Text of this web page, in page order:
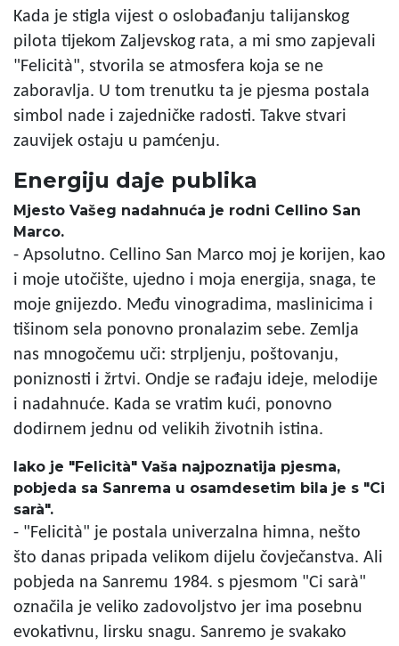
Kada je stigla vijest o oslobađanju talijanskog
pilota tijekom Zaljevskog rata, a mi smo zapjevali
"Felicità", stvorila se atmosfera koja se ne
zaboravlja. U tom trenutku ta je pjesma postala
simbol nade i zajedničke radosti. Takve stvari
zauvijek ostaju u pamćenju.
Energiju daje publika
Mjesto Vašeg nadahnuća je rodni Cellino San
Marco.
- Apsolutno. Cellino San Marco moj je korijen, kao
i moje utočište, ujedno i moja energija, snaga, te
moje gnijezdo. Među vinogradima, maslinicima i
tišinom sela ponovno pronalazim sebe. Zemlja
nas mnogočemu uči: strpljenju, poštovanju,
poniznosti i žrtvi. Ondje se rađaju ideje, melodije
i nadahnuće. Kada se vratim kući, ponovno
dodirnem jednu od velikih životnih istina.
Iako je "Felicità" Vaša najpoznatija pjesma,
pobjeda sa Sanrema u osamdesetim bila je s "Ci
sarà".
- "Felicità" je postala univerzalna himna, nešto
što danas pripada velikom dijelu čovječanstva. Ali
pobjeda na Sanremu 1984. s pjesmom "Ci sarà"
označila je veliko zadovoljstvo jer ima posebnu
evokativnu, lirsku snagu. Sanremo je svakako